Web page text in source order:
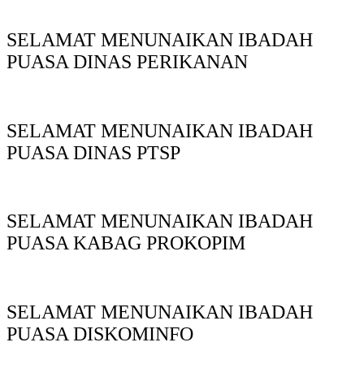
SELAMAT MENUNAIKAN IBADAH
PUASA DINAS PERIKANAN
SELAMAT MENUNAIKAN IBADAH
PUASA DINAS PTSP
SELAMAT MENUNAIKAN IBADAH
PUASA KABAG PROKOPIM
SELAMAT MENUNAIKAN IBADAH
PUASA DISKOMINFO